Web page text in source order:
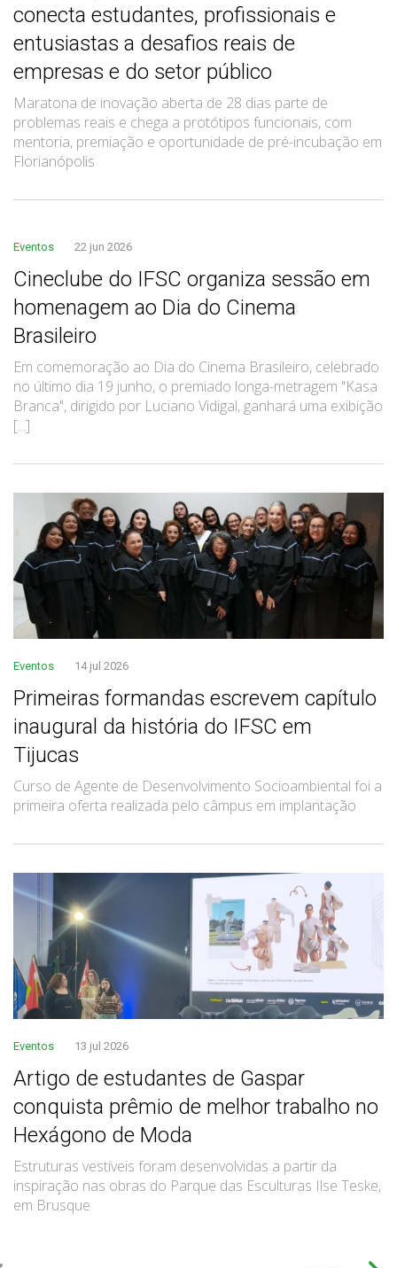
conecta estudantes, profissionais e
entusiastas a desafios reais de
empresas e do setor público
Maratona de inovação aberta de 28 dias parte de
problemas reais e chega a protótipos funcionais, com
mentoria, premiação e oportunidade de pré-incubação em
Florianópolis
Eventos 22 jun 2026
Cineclube do IFSC organiza sessão em
homenagem ao Dia do Cinema
Brasileiro
Em comemoração ao Dia do Cinema Brasileiro, celebrado
no último dia 19 junho, o premiado longa-metragem "Kasa
Branca", dirigido por Luciano Vidigal, ganhará uma exibição
[...]
Eventos 14 jul 2026
Primeiras formandas escrevem capítulo
inaugural da história do IFSC em
Tijucas
Curso de Agente de Desenvolvimento Socioambiental foi a
primeira oferta realizada pelo câmpus em implantação
Eventos 13 jul 2026
Artigo de estudantes de Gaspar
conquista prêmio de melhor trabalho no
Hexágono de Moda
Estruturas vestíveis foram desenvolvidas a partir da
inspiração nas obras do Parque das Esculturas Ilse Teske,
em Brusque